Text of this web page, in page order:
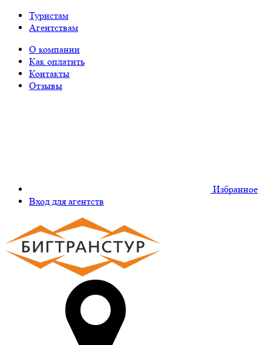
Туристам
Агентствам
О компании
Как оплатить
Контакты
Отзывы
Избранное
Вход для агентств